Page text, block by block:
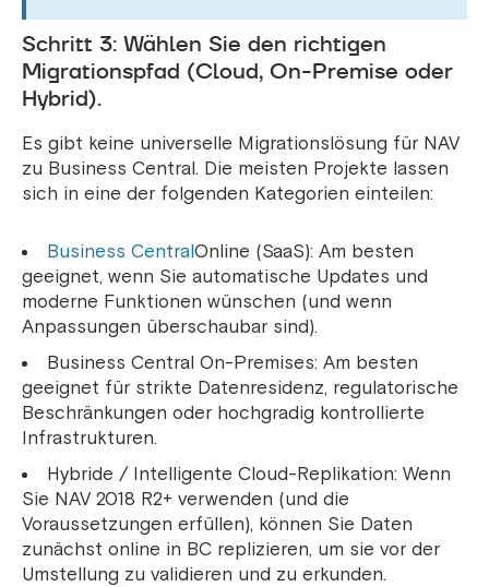
Schritt 3: Wählen Sie den richtigen
Migrationspfad (Cloud, On-Premise oder
Hybrid).
Es gibt keine universelle Migrationslösung für NAV
zu Business Central. Die meisten Projekte lassen
sich in eine der folgenden Kategorien einteilen:
Business CentralOnline (SaaS): Am besten
geeignet, wenn Sie automatische Updates und
moderne Funktionen wünschen (und wenn
Anpassungen überschaubar sind).
Business Central On-Premises: Am besten
geeignet für strikte Datenresidenz, regulatorische
Beschränkungen oder hochgradig kontrollierte
Infrastrukturen.
Hybride / Intelligente Cloud-Replikation: Wenn
Sie NAV 2018 R2+ verwenden (und die
Voraussetzungen erfüllen), können Sie Daten
zunächst online in BC replizieren, um sie vor der
Umstellung zu validieren und zu erkunden.